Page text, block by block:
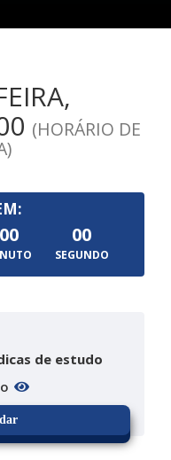
(HORÁRIO DE
00 00
SEGUNDO
de estudo